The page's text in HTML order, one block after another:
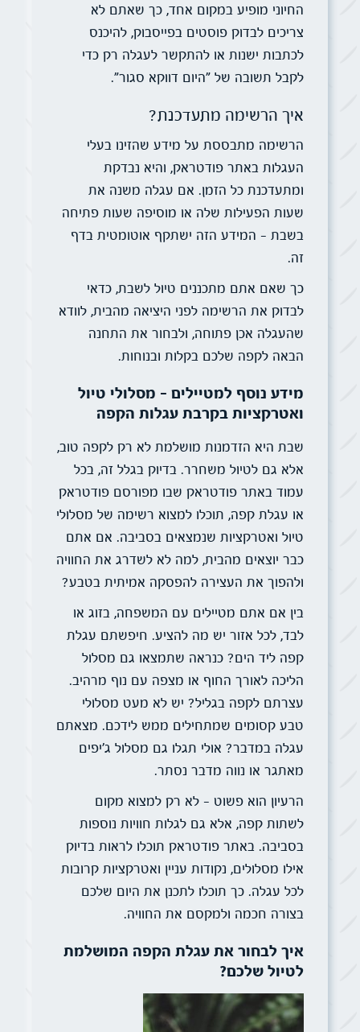
החיוני מופיע במקום אחד, כך שאתם לא
צריכים לבדוק פוסטים בפייסבוק, להיכנס
לכתבות ישנות או להתקשר לעגלה רק כדי
לקבל תשובה של "היום דווקא סגור".
איך הרשימה מתעדכנת?
הרשימה מתבססת על מידע שהזינו בעלי
העגלות באתר פודטראק, והיא נבדקת
ומתעדכנת כל הזמן. אם עגלה משנה את
שעות הפעילות שלה או מוסיפה שעות פתיחה
בשבת – המידע הזה ישתקף אוטומטית בדף
זה.
כך שאם אתם מתכננים טיול לשבת, כדאי
לבדוק את הרשימה לפני היציאה מהבית, לוודא
שהעגלה אכן פתוחה, ולבחור את התחנה
הבאה לקפה שלכם בקלות ובנוחות.
מידע נוסף למטיילים – מסלולי טיול
ואטרקציות בקרבת עגלות הקפה
שבת היא הזדמנות מושלמת לא רק לקפה טוב,
אלא גם לטיול משחרר. בדיוק בגלל זה, בכל
עמוד באתר פודטראק שבו מפורסם פודטראק
או עגלת קפה, תוכלו למצוא רשימה של מסלולי
טיול ואטרקציות שנמצאים בסביבה. אם אתם
כבר יוצאים מהבית, למה לא לשדרג את החוויה
ולהפוך את העצירה להפסקה אמיתית בטבע?
בין אם אתם מטיילים עם המשפחה, בזוג או
לבד, לכל אזור יש מה להציע. חיפשתם עגלת
קפה ליד הים? כנראה שתמצאו גם מסלול
הליכה לאורך החוף או מצפה עם נוף מרהיב.
עצרתם לקפה בגליל? יש לא מעט מסלולי
טבע קסומים שמתחילים ממש לידכם. מצאתם
עגלה במדבר? אולי תגלו גם מסלול ג'יפים
מאתגר או נווה מדבר נסתר.
הרעיון הוא פשוט – לא רק למצוא מקום
לשתות קפה, אלא גם לגלות חוויות נוספות
בסביבה. באתר פודטראק תוכלו לראות בדיוק
אילו מסלולים, נקודות עניין ואטרקציות קרובות
לכל עגלה. כך תוכלו לתכנן את היום שלכם
בצורה חכמה ולמקסם את החוויה.
איך לבחור את עגלת הקפה המושלמת
לטיול שלכם?